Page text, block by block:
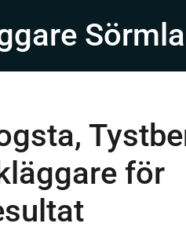
för